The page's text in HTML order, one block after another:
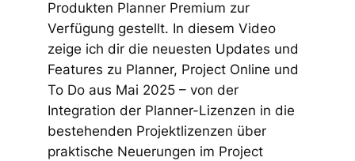
Produkten Planner Premium zur
Verfügung gestellt. In diesem Video
zeige ich dir die neuesten Updates und
Features zu Planner, Project Online und
To Do aus Mai 2025 – von der
Integration der Planner-Lizenzen in die
bestehenden Projektlizenzen über
praktische Neuerungen im Project